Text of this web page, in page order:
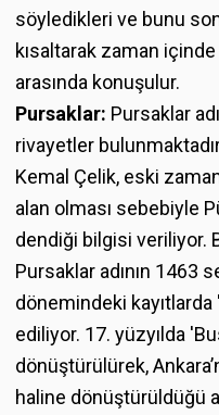
söyledikleri ve bunu
kısaltarak zaman içinde
arasında konuşulur.
Pursaklar: Pursaklar
rivayetler
Kemal Çelik, eski
alan olması sebebiyle
dendiği bilgisi veriliyor.
Pursaklar adının 1463
dönemindeki
ediliyor. 17. yüzyılda
dönüştürülürek,
haline dönüştürüldüğü